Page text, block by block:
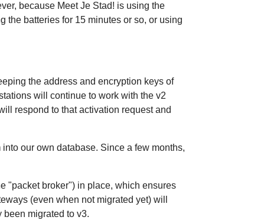
because Meet Je Stad! is using the
the batteries for 15 minutes or so, or using
the address and encryption keys of
will continue to work with the v2
respond to that activation request and
our own database. Since a few months,
"packet broker") in place, which ensures
(even when not migrated yet) will
migrated to v3.